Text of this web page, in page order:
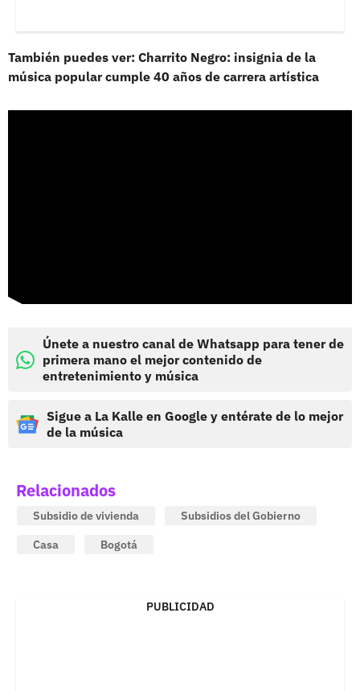
También puedes ver: Charrito Negro: insignia de la
música popular cumple 40 años de carrera artística
Únete a nuestro canal de Whatsapp para tener de
primera mano el mejor contenido de
entretenimiento y música
Sigue a La Kalle en Google y entérate de lo mejor
de la música
Relacionados
Subsidio de vivienda
Subsidios del Gobierno
Casa
Bogotá
PUBLICIDAD